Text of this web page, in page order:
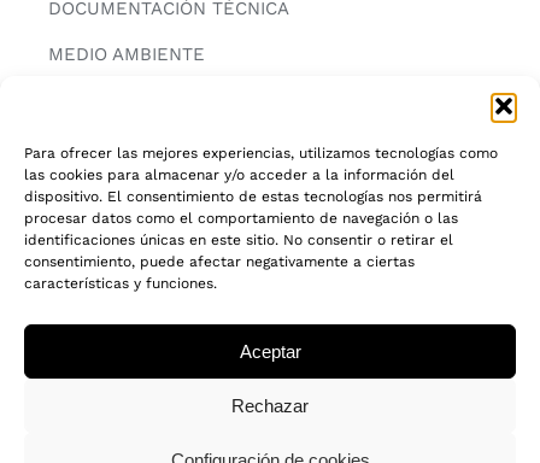
Para ofrecer las mejores experiencias, utilizamos tecnologías como
las cookies para almacenar y/o acceder a la información del
dispositivo. El consentimiento de estas tecnologías nos permitirá
procesar datos como el comportamiento de navegación o las
identificaciones únicas en este sitio. No consentir o retirar el
consentimiento, puede afectar negativamente a ciertas
características y funciones.
Aceptar
Rechazar
DOCUMENTACIÓN TÉCNICA
MEDIO AMBIENTE
INFORMACIÓN
AVISO LEGAL
POLITICA DE PRIVACIDAD
CADENA DE CUSTODIA FSC®